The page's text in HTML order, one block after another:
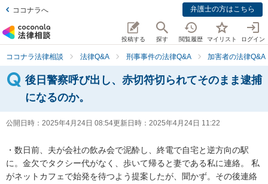
ココナラへ 弁護士の方はこちら
投稿する 探す 閲覧履歴 マイリスト ログイン
ココナラ法律相談 法律Q&A 刑事事件の法律Q&A 加害者の法律Q&A
後日警察呼び出し、赤切符切られてそのまま逮捕
になるのか。
公開日時： 2025年4月24日 08:54更新日時： 2025年4月24日 11:22
・数日前、夫が会社の飲み会で泥酔し、終電で自宅と逆方向の駅
に。金欠でタクシー代がなく、歩いて帰ると妻である私に連絡。 私
がネットカフェで始発を待つよう提案したが、聞かず。その後連絡